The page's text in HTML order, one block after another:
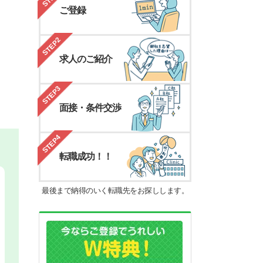
ご登録
STEP2
求人のご紹介
STEP3
面接・条件交渉
STEP4
転職成功！！
最後まで納得のいく転職先をお探しします。